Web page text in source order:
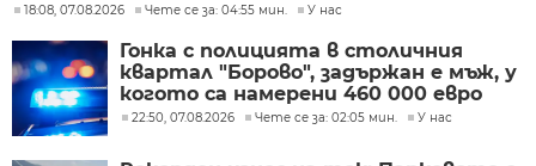
18:08, 07.08.2026 Чете се за: 04:55 мин. У нас
Гонка с полицията в столичния
квартал "Борово", задържан е мъж, у
когото са намерени 460 000 евро
22:50, 07.08.2026 Чете се за: 02:05 мин. У нас